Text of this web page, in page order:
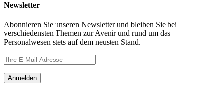
Newsletter
Abonnieren Sie unseren Newsletter und bleiben Sie bei
verschiedensten Themen zur Avenir und rund um das
Personalwesen stets auf dem neusten Stand.